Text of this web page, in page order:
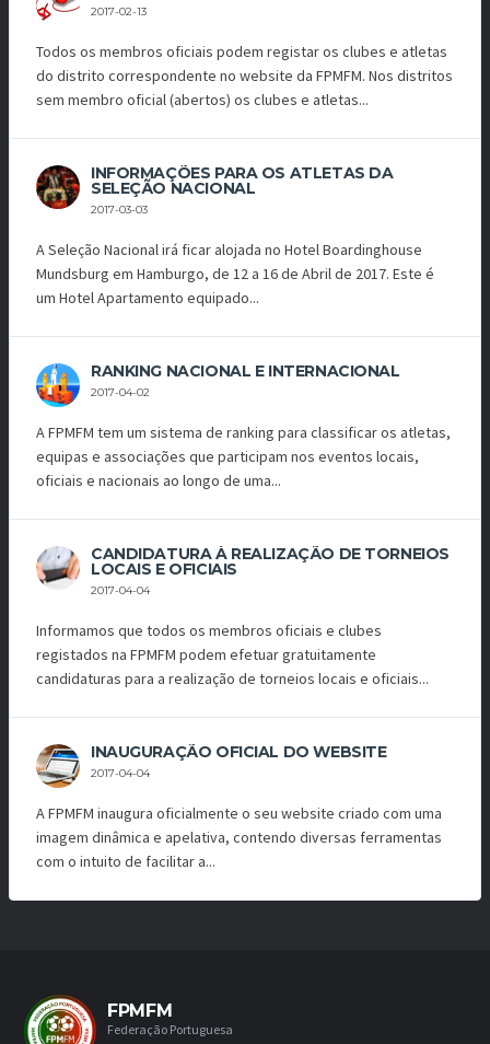
2017-02-13
Todos os membros oficiais podem registar os clubes e atletas
do distrito correspondente no website da FPMFM. Nos distritos
sem membro oficial (abertos) os clubes e atletas...
INFORMAÇÕES PARA OS ATLETAS DA
SELEÇÃO NACIONAL
2017-03-03
A Seleção Nacional irá ficar alojada no Hotel Boardinghouse
Mundsburg em Hamburgo, de 12 a 16 de Abril de 2017. Este é
um Hotel Apartamento equipado...
RANKING NACIONAL E INTERNACIONAL
2017-04-02
A FPMFM tem um sistema de ranking para classificar os atletas,
equipas e associações que participam nos eventos locais,
oficiais e nacionais ao longo de uma...
CANDIDATURA À REALIZAÇÃO DE TORNEIOS
LOCAIS E OFICIAIS
2017-04-04
Informamos que todos os membros oficiais e clubes
registados na FPMFM podem efetuar gratuitamente
candidaturas para a realização de torneios locais e oficiais...
INAUGURAÇÃO OFICIAL DO WEBSITE
2017-04-04
A FPMFM inaugura oficialmente o seu website criado com uma
imagem dinâmica e apelativa, contendo diversas ferramentas
com o intuito de facilitar a...
FPMFM
Federação Portuguesa